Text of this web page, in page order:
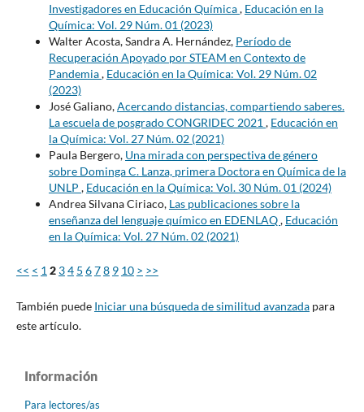
Investigadores en Educación Química, Educación en la
Química: Vol. 29 Núm. 01 (2023)
Walter Acosta, Sandra A. Hernández, Período de
Recuperación Apoyado por STEAM en Contexto de
Pandemia, Educación en la Química: Vol. 29 Núm. 02
(2023)
José Galiano,Acercando distancias, compartiendo saberes.
La escuela de posgrado CONGRIDEC 2021 , Educación en
la Química: Vol. 27 Núm. 02 (2021)
Paula Bergero, Una mirada con perspectiva de género
sobre Dominga C. Lanza, primera Doctora en Química de la
UNLP , Educación en la Química: Vol. 30 Núm. 01 (2024)
Andrea Silvana Ciriaco, Las publicaciones sobre la
enseñanza del lenguaje químico en EDENLAQ, Educación
en la Química: Vol. 27 Núm. 02 (2021)
<< < 1 2 34 5 678 9 10 > >>
También puede Iniciar una búsqueda de similitud avanzadapara
este artículo.
Información
Para lectores/as